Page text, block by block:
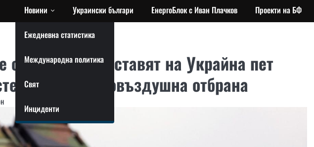
Новини
Ежедневна статистика
Международна политика
Свят
Инциденти
Украински българи ЕнергоБлок с Иван Плачков Проекти на БФ
НАТО ще доставят на Украйна пет
за противовъздушна отбрана